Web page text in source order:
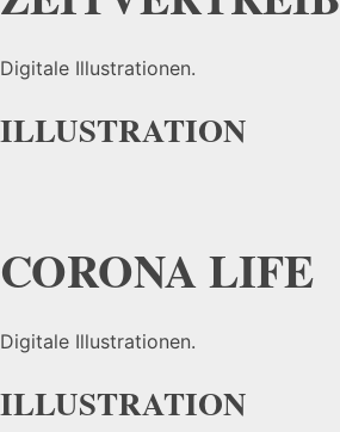
Digitale Illustrationen.
ILLUSTRATION
CORONA LIFE
Digitale Illustrationen.
ILLUSTRATION